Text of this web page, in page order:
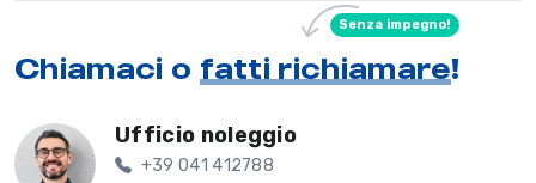
Chiamaci o fatti richiamare!
Senza impegno!
Ufficio noleggio
+39 041 412788